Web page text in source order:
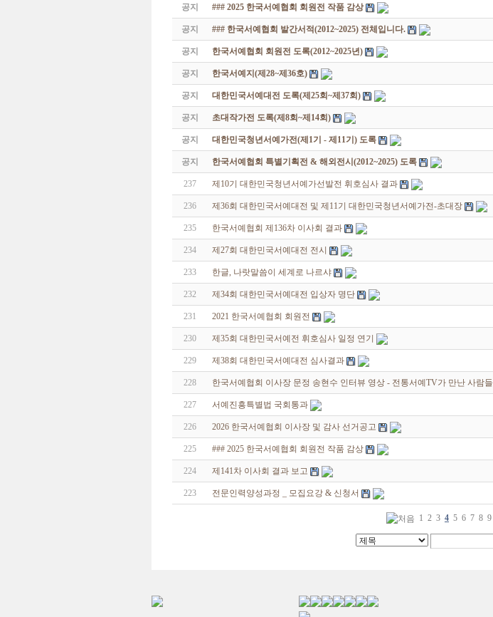
공지 ### 2025 한국서예협회 회원전 작품 감상
공지 ### 한국서예협회 발간서적(2012~2025) 전체입니다.
공지 한국서예협회 회원전 도록(2012~2025년)
공지 한국서예지(제28~제36호)
공지 대한민국서예대전 도록(제25회~제37회)
공지 초대작가전 도록(제8회~제14회)
공지 대한민국청년서예가전(제1기 - 제11기) 도록
공지 한국서예협회 특별기획전 & 해외전시(2012~2025) 도록
237 제10기 대한민국청년서예가선발전 휘호심사 결과
236 제36회 대한민국서예대전 및 제11기 대한민국청년서예가전-초대장
235 한국서예협회 제136차 이사회 결과
234 제27회 대한민국서예대전 전시
233 한글, 나랏말씀이 세계로 나르샤
232 제34회 대한민국서예대전 입상자 명단
231 2021 한국서예협회 회원전
230 제35회 대한민국서예전 휘호심사 일정 연기
229 제38회 대한민국서예대전 심사결과
228 한국서예협회 이사장 문정 송현수 인터뷰 영상 - 전통서예TV가 만난 사람들
227 서예진흥특별법 국회통과
226 2026 한국서예협회 이사장 및 감사 선거공고
225 ### 2025 한국서예협회 회원전 작품 감상
224 제141차 이사회 결과 보고
223 전문인력양성과정 _ 모집요강 & 신청서
1 2 3 4 5 6 7 8 9